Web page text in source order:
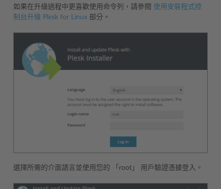
如果在升級過程中更喜歡使用命令列，請參閱 使用安裝程式控
制台升級 Plesk for Linux 部分。
選擇所需的介面語言並使用您的 「root」 用戶驗證憑據登入。